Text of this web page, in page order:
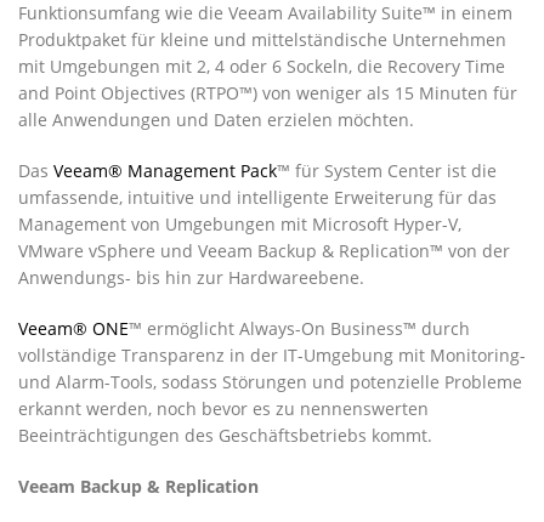
Funktionsumfang wie die Veeam Availability Suite™ in einem
Produktpaket für kleine und mittelständische Unternehmen
mit Umgebungen mit 2, 4 oder 6 Sockeln, die Recovery Time
and Point Objectives (RTPO™) von weniger als 15 Minuten für
alle Anwendungen und Daten erzielen möchten.
Das Veeam® Management Pack™ für System Center ist die
umfassende, intuitive und intelligente Erweiterung für das
Management von Umgebungen mit Microsoft Hyper-V,
VMware vSphere und Veeam Backup & Replication™ von der
Anwendungs- bis hin zur Hardwareebene.
Veeam® ONE™ ermöglicht Always-On Business™ durch
vollständige Transparenz in der IT-Umgebung mit Monitoring-
und Alarm-Tools, sodass Störungen und potenzielle Probleme
erkannt werden, noch bevor es zu nennenswerten
Beeinträchtigungen des Geschäftsbetriebs kommt.
Veeam Backup & Replication